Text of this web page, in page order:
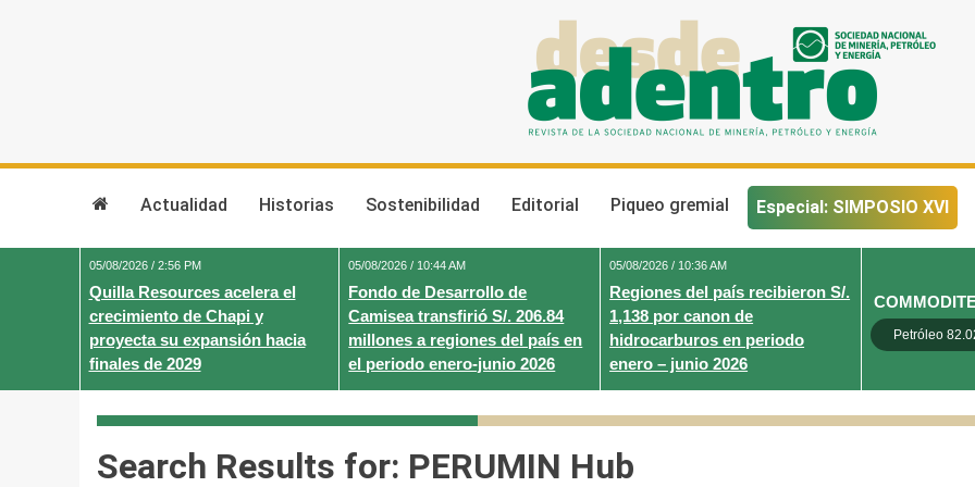
Actualidad Historias Sostenibilidad Editorial Piqueo gremial Especial: SIMPOSIO XVI
05/08/2026 / 2:56 PM
Quilla Resources acelera el
crecimiento de Chapi y
proyecta su expansión hacia
finales de 2029
05/08/2026 / 10:44 AM
Fondo de Desarrollo de
Camisea transfirió S/. 206.84
millones a regiones del país en
el periodo enero-junio 2026
05/08/2026 / 10:36 AM
Regiones del país recibieron S/.
1,138 por canon de
hidrocarburos en periodo
enero – junio 2026
Petróleo
Search Results for: PERUMIN Hub